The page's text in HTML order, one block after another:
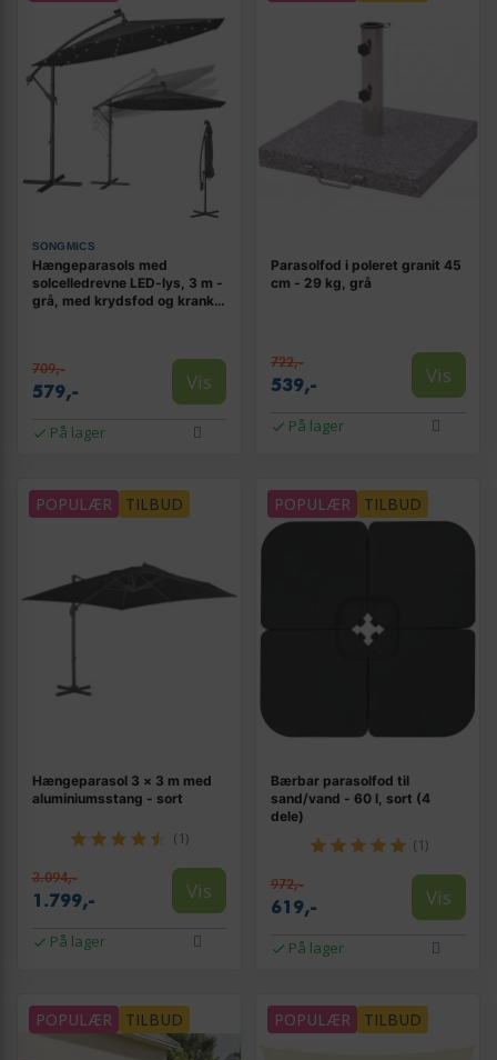
SONGMICS
Hængeparasols med
solcelledrevne LED-lys, 3 m -
grå, med krydsfod og krank,
709,-
579,- Vis
På lager
Parasolfod i poleret granit 45
cm - 29 kg, grå
722,-
539,- Vis
På lager
POPULÆR TILBUD
Hængeparasol 3 × 3 m med
aluminiumsstang - sort
(1)
3.094,-
1.799,- Vis
På lager
POPULÆR TILBUD
Bærbar parasolfod til
sand/vand - 60 l, sort (4
dele)
(1)
972,-
619,- Vis
På lager
POPULÆR TILBUD POPULÆR TILBUD